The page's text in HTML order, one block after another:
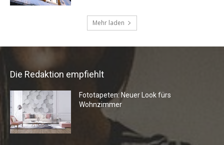
Die Redaktion empfiehlt
Fototapeten: Neuer Look fürs
Wohnzimmer